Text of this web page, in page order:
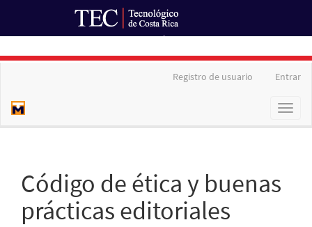
Registro de usuario Entrar
Toggle
Código de ética y buenas
prácticas editoriales